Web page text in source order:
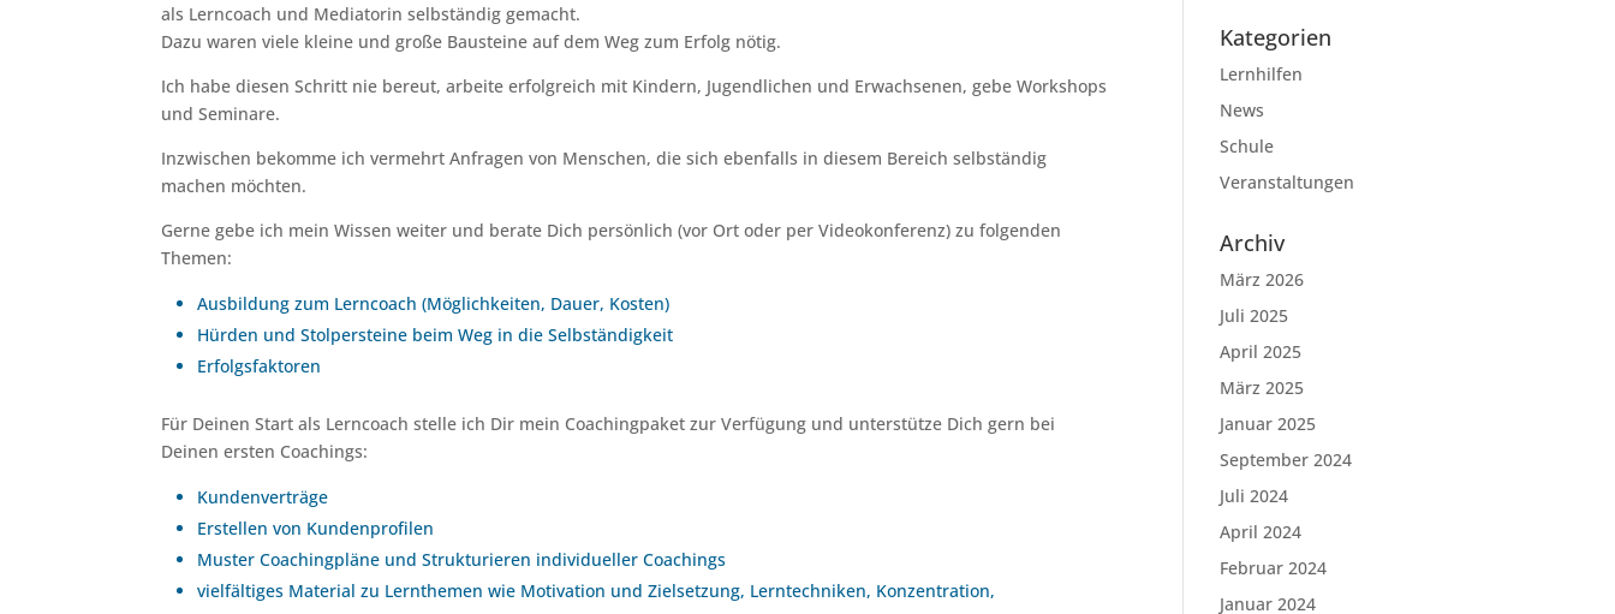
als Lerncoach und Mediatorin selbständig gemacht.
Dazu waren viele kleine und große Bausteine auf dem Weg zum Erfolg nötig.
Ich habe diesen Schritt nie bereut, arbeite erfolgreich mit Kindern, Jugendlichen und Erwachsenen, gebe Workshops
und Seminare.
Inzwischen bekomme ich vermehrt Anfragen von Menschen, die sich ebenfalls in diesem Bereich selbständig
machen möchten.
Gerne gebe ich mein Wissen weiter und berate Dich persönlich (vor Ort oder per Videokonferenz) zu folgenden
Themen:
Ausbildung zum Lerncoach (Möglichkeiten, Dauer, Kosten)
Hürden und Stolpersteine beim Weg in die Selbständigkeit
Erfolgsfaktoren
Für Deinen Start als Lerncoach stelle ich Dir mein Coachingpaket zur Verfügung und unterstütze Dich gern bei
Deinen ersten Coachings:
Kundenverträge
Erstellen von Kundenprofilen
Muster Coachingpläne und Strukturieren individueller Coachings
vielfältiges Material zu Lernthemen wie Motivation und Zielsetzung, Lerntechniken, Konzentration,
Kategorien
Lernhilfen
News
Schule
Veranstaltungen
Archiv
März 2026
Juli 2025
April 2025
März 2025
Januar 2025
September 2024
Juli 2024
April 2024
Februar 2024
Januar 2024